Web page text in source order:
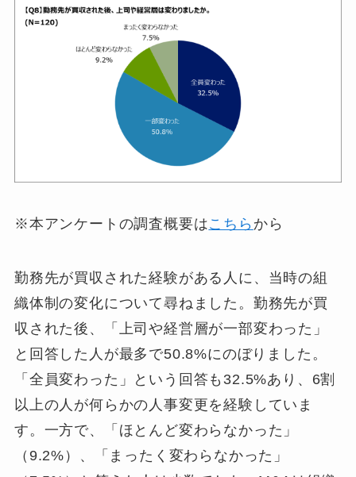
※本アンケートの調査概要はこちら から
勤務先が買収された経験がある人に、当時の組
織体制の変化について尋ねました。勤務先が買
収された後、「上司や経営層が一部変わった」
と回答した人が最多で50.8%にのぼりました。
「全員変わった」という回答も32.5%あり、6割
以上の人が何らかの人事変更を経験していま
す。一方で、「ほとんど変わらなかった」
（9.2%）、「まったく変わらなかった」